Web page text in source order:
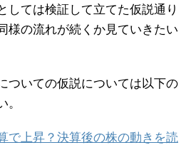
しては検証して立てた仮説通り
様の流れが続くか見ていきたい
ついての仮説については以下の
。
で上昇？決算後の株の動きを読